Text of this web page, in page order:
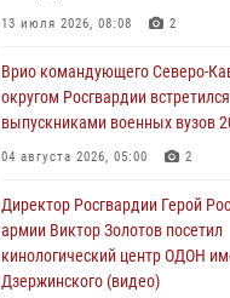
открывшего стрельбу в
Росгвардейцы провели
для участников сбора
В Курске росгвардейцы приняли
митинге, посвященном второй
вторжения ВСУ на территорию
13 июля 2026, 08:08 2
Врио командующего Северо-
округом Росгвардии
выпускниками военных вузов
04 августа 2026, 05:00 2
Директор Росгвардии Герой
армии Виктор Золотов посетил
кинологический центр ОДОН
Дзержинского (видео)